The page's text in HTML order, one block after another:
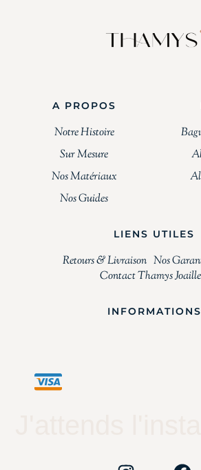
A PROPOS
Notre Histoire
Sur Mesure
Nos Matériaux
Nos Guides
LIENS UTILES
Retours & Livraison Nos
Contact Thamys
INFORMATIONS